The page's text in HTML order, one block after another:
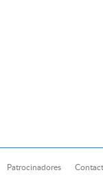
Patrocinadores